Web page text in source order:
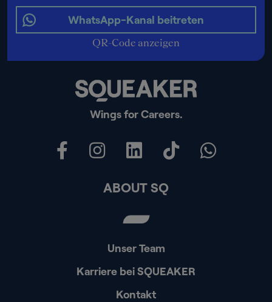
Wings for Careers.
WhatsApp-Kanal beitreten
QR-Code anzeigen
ABOUT SQ
Unser Team
Karriere bei SQUEAKER
Kontakt